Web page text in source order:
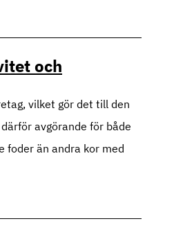
och
vilket gör det till den
avgörande för både
foder än andra kor med